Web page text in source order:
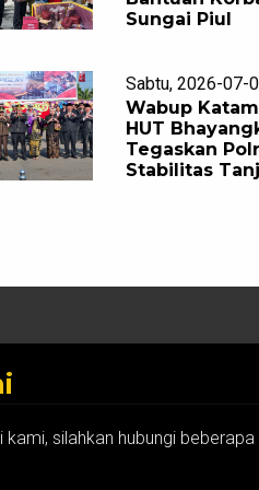
Sungai Piul
Sabtu, 2026-07-
Wabup
HUT
Tegaskan
Stabilitas
silahkan hubungi beberapa